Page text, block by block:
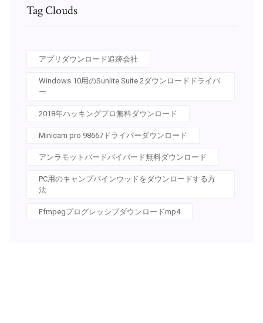
Tag Clouds
アプリダウンロード追跡会社
Windows 10用のSunlite Suite 2ダウンロードドライバ
ー
2018年ハッキングプロ無料ダウンロード
Minicam pro 98667ドライバーダウンロード
アンラモットバードバイバード無料ダウンロード
PC用のキャンプパインウッドをダウンロードする方
法
Ffmpegプログレッシブダウンロードmp4